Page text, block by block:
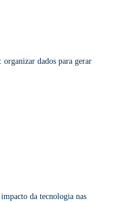
dados para gerar
da tecnologia nas